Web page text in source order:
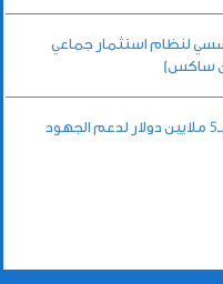
لنظام استثمار جماعي
ساكس)
«الكويتي للتنمية» يوقع اتفاقيتي منحة بـ5 ملايين دولار لدعم الجهود